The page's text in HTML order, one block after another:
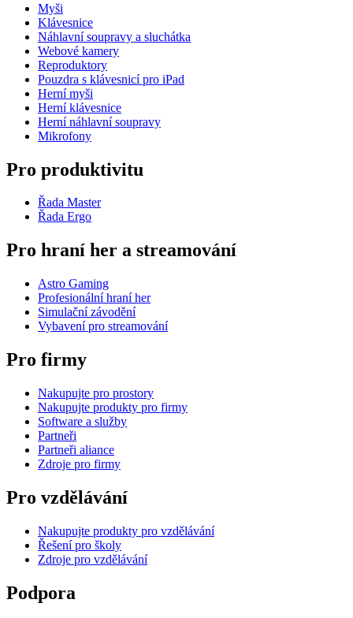
Myši
Klávesnice
Náhlavní soupravy a sluchátka
Webové kamery
Reproduktory
Pouzdra s klávesnicí pro iPad
Herní myši
Herní klávesnice
Herní náhlavní soupravy
Mikrofony
Pro produktivitu
Řada Master
Řada Ergo
Pro hraní her a streamování
Astro Gaming
Profesionální hraní her
Simulační závodění
Vybavení pro streamování
Pro firmy
Nakupujte pro prostory
Nakupujte produkty pro firmy
Software a služby
Partneři
Partneři aliance
Zdroje pro firmy
Pro vzdělávání
Nakupujte produkty pro vzdělávání
Řešení pro školy
Zdroje pro vzdělávání
Podpora